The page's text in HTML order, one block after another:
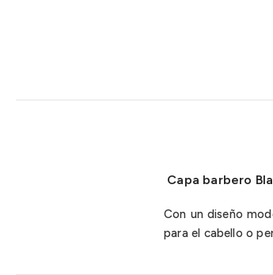
Capa barbero
Con un diseño
para el cabello o